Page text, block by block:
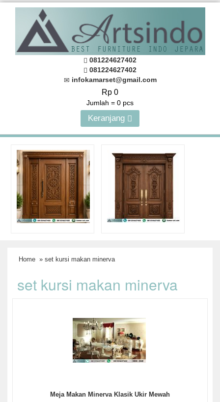
081224627402
081224627402
infokamarset@gmail.com
Rp 0
Jumlah = 0 pcs
Keranjang
Home » set kursi makan minerva
set kursi makan minerva
Meja Makan Minerva Klasik Ukir Mewah